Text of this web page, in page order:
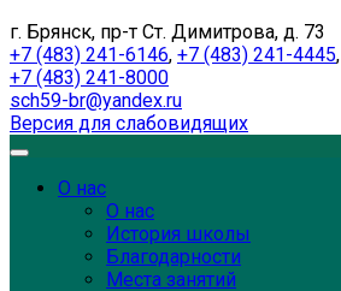
г. Брянск, пр-т Ст. Димитрова, д. 73
+7 (483) 241-6146, +7 (483) 241-4445,
+7 (483) 241-8000
sch59-br@yandex.ru
Версия для слабовидящих
О нас
О нас
История школы
Благодарности
Места занятий